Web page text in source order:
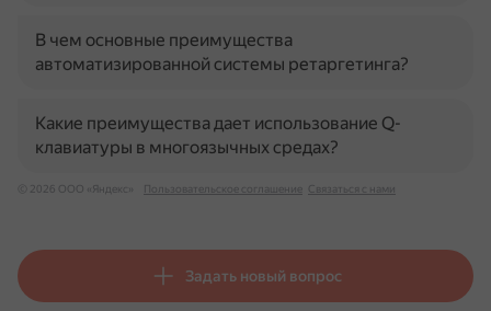
В чем основные преимущества
автоматизированной системы ретаргетинга?
Какие преимущества дает использование Q-
клавиатуры в многоязычных средах?
© 2026 ООО «Яндекс» Пользовательское соглашение Связаться с нами
Задать новый вопрос